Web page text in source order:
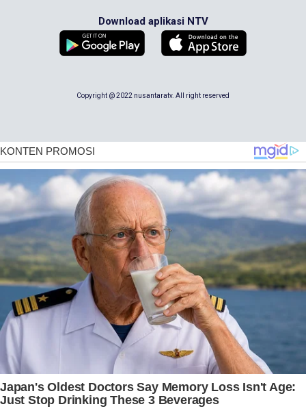
Download aplikasi NTV
Copyright @ 2022 nusantaratv. All right reserved